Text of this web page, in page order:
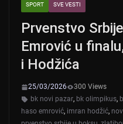
SPORT SVE VESTI
Prvenstvo
Emrović u
i Hodžića
25/03/2026
300 Views
bk novi pazar, bk olimpikus,
haso emrović, imran hodžić,